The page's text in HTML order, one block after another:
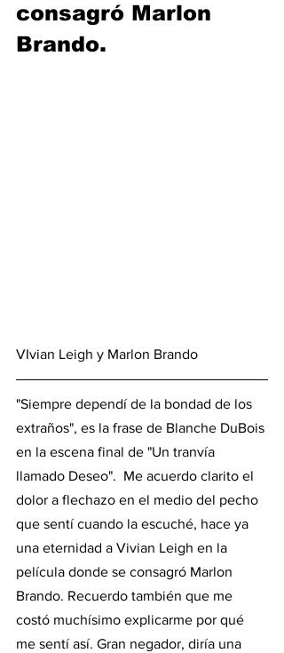
consagró Marlon
Brando.
VIvian Leigh y Marlon Brando
"Siempre dependí de la bondad de los
extraños", es la frase de Blanche DuBois
en la escena final de "Un tranvía
llamado Deseo".  Me acuerdo clarito el
dolor a flechazo en el medio del pecho
que sentí cuando la escuché, hace ya
una eternidad a Vivian Leigh en la
película donde se consagró Marlon
Brando. Recuerdo también que me
costó muchísimo explicarme por qué
me sentí así. Gran negador, diría una